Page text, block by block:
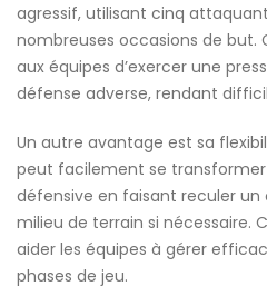
agressif, utilisant cinq
nombreuses occasions de
aux équipes d’exercer une
défense adverse, rendant
Un autre avantage est sa
peut facilement se
défensive en faisant reculer
milieu de terrain si nécessaire.
aider les équipes à gérer
phases de jeu.